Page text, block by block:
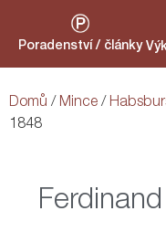
Poradenství / články
Domů / Mince /
1848